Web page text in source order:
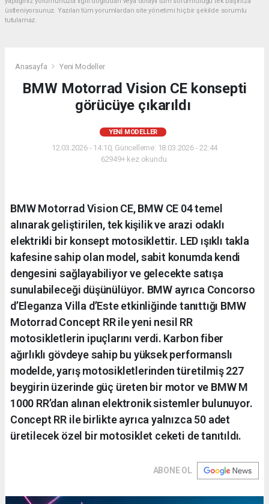
üstleniyorsunuz. Yazılan tüm yorumlardan site yönetimi hiçbir şekilde sorumlu
tutulamaz.
Anasayfa Yeni Modeller
BMW Motorrad Vision CE konsepti
görücüye çıkarıldı
YENI MODELLER
12.03.2026 - 14:10, Güncelleme: 18.03.2026 - 22:44
62949+ kez okundu.
BMW Motorrad Vision CE, BMW CE 04 temel
alınarak geliştirilen, tek kişilik ve arazi odaklı
elektrikli bir konsept motosiklettir. LED ışıklı takla
kafesine sahip olan model, sabit konumda kendi
dengesini sağlayabiliyor ve gelecekte satışa
sunulabileceği düşünülüyor. BMW ayrıca Concorso
d’Eleganza Villa d’Este etkinliğinde tanıttığı BMW
Motorrad Concept RR ile yeni nesil RR
motosikletlerin ipuçlarını verdi. Karbon fiber
ağırlıklı gövdeye sahip bu yüksek performanslı
modelde, yarış motosikletlerinden türetilmiş 227
beygirin üzerinde güç üreten bir motor ve BMW M
1000 RR’dan alınan elektronik sistemler bulunuyor.
Concept RR ile birlikte ayrıca yalnızca 50 adet
üretilecek özel bir motosiklet ceketi de tanıtıldı.
ABONE OL